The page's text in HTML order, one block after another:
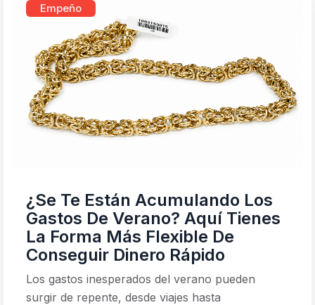
Empeño
¿Se Te Están Acumulando Los
Gastos De Verano? Aquí Tienes
La Forma Más Flexible De
Conseguir Dinero Rápido
Los gastos inesperados del verano pueden
surgir de repente, desde viajes hasta